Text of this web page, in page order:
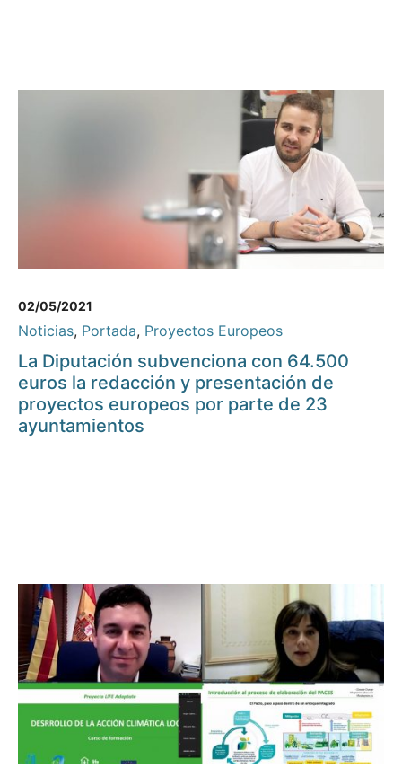
02/05/2021
Noticias, Portada, Proyectos Europeos
La Diputación subvenciona con 64.500
euros la redacción y presentación de
proyectos europeos por parte de 23
ayuntamientos